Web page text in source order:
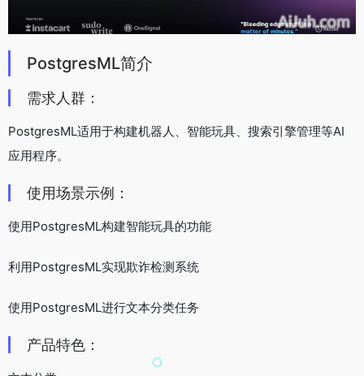
PostgresML简介
需求人群：
PostgresML适用于构建机器人、智能玩具、搜索引擎管理等AI
应用程序。
使用场景示例：
使用PostgresML构建智能玩具的功能
利用PostgresML实现欺诈检测系统
使用PostgresML进行文本分类任务
产品特色：